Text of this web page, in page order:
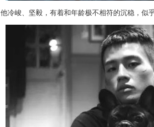
他冷峻、坚毅，有着和年龄极不相符的沉稳，似